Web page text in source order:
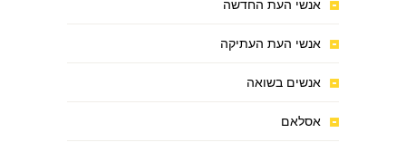
אנשי העת החדשה
אנשי העת העתיקה
אנשים בשואה
אסלאם